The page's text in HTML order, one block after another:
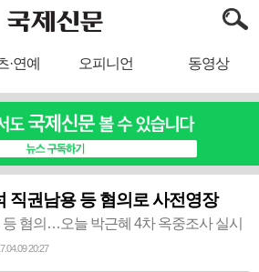
·연예 오피니언 동영상
직권남용 등 혐의로 사전영장
혐의…오늘 박근혜 4차 옥중조사 실시
20:27